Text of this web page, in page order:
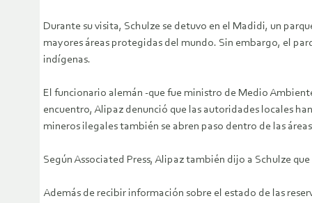
Durante su visita, Schulze se detuvo en el Madidi, un
mayores áreas protegidas del mundo. Sin embargo, el
indígenas.
El funcionario alemán -que fue ministro de Medio
encuentro, Alipaz denunció que las autoridades locales
mineros ilegales también se abren paso dentro de las
Según Associated Press, Alipaz también dijo a Schulze
Además de recibir información sobre el estado de las